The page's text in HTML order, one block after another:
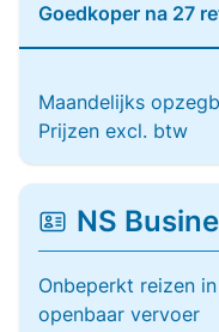
Goedkoper na 27
Maandelijks
Prijzen excl. btw
NS
Onbeperkt reizen
openbaar vervoer